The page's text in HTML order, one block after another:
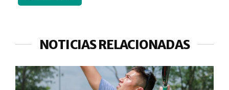
NOTICIAS RELACIONADAS